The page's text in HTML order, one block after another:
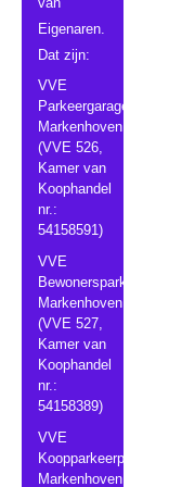
Eigenaren.
Dat zijn:
VVE
Parkeergarage
Markenhoven
(VVE 526,
Kamer van
Koophandel
nr.:
54158591)
VVE
Bewonersparkeergarage
Markenhoven
(VVE 527,
Kamer van
Koophandel
nr.:
54158389)
VVE
Koopparkeerplaatsen
Markenhoven